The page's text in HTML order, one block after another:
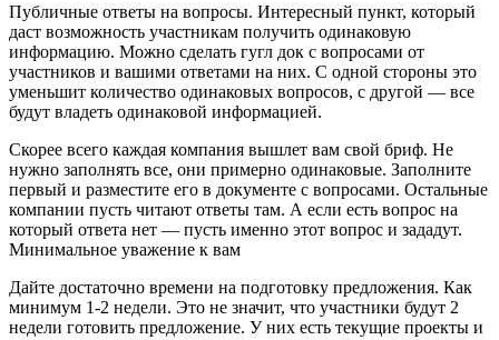
Публичные ответы на вопросы. Интересный пункт, который
даст возможность участникам получить одинаковую
информацию. Можно сделать гугл док с вопросами от
участников и вашими ответами на них. С одной стороны это
уменьшит количество одинаковых вопросов, с другой — все
будут владеть одинаковой информацией.
Скорее всего каждая компания вышлет вам свой бриф. Не
нужно заполнять все, они примерно одинаковые. Заполните
первый и разместите его в документе с вопросами. Остальные
компании пусть читают ответы там. А если есть вопрос на
который ответа нет — пусть именно этот вопрос и зададут.
Минимальное уважение к вам
Дайте достаточно времени на подготовку предложения. Как
минимум 1-2 недели. Это не значит, что участники будут 2
недели готовить предложение. У них есть текущие проекты и